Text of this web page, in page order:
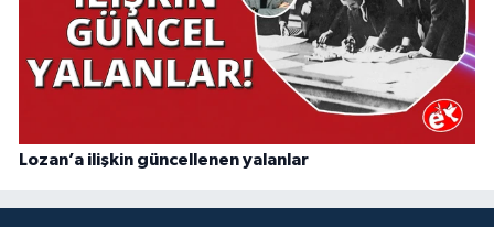
Lozan’a ilişkin güncellenen yalanlar